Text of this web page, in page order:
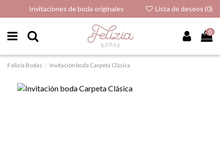
Invitaciones de boda originales Lista de deseos (0)
0
Felizia Bodas Invitación boda Carpeta Clásica